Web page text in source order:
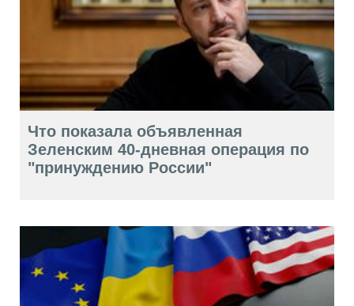
Что показала объявленная
Зеленским 40-дневная операция по
"принуждению России"